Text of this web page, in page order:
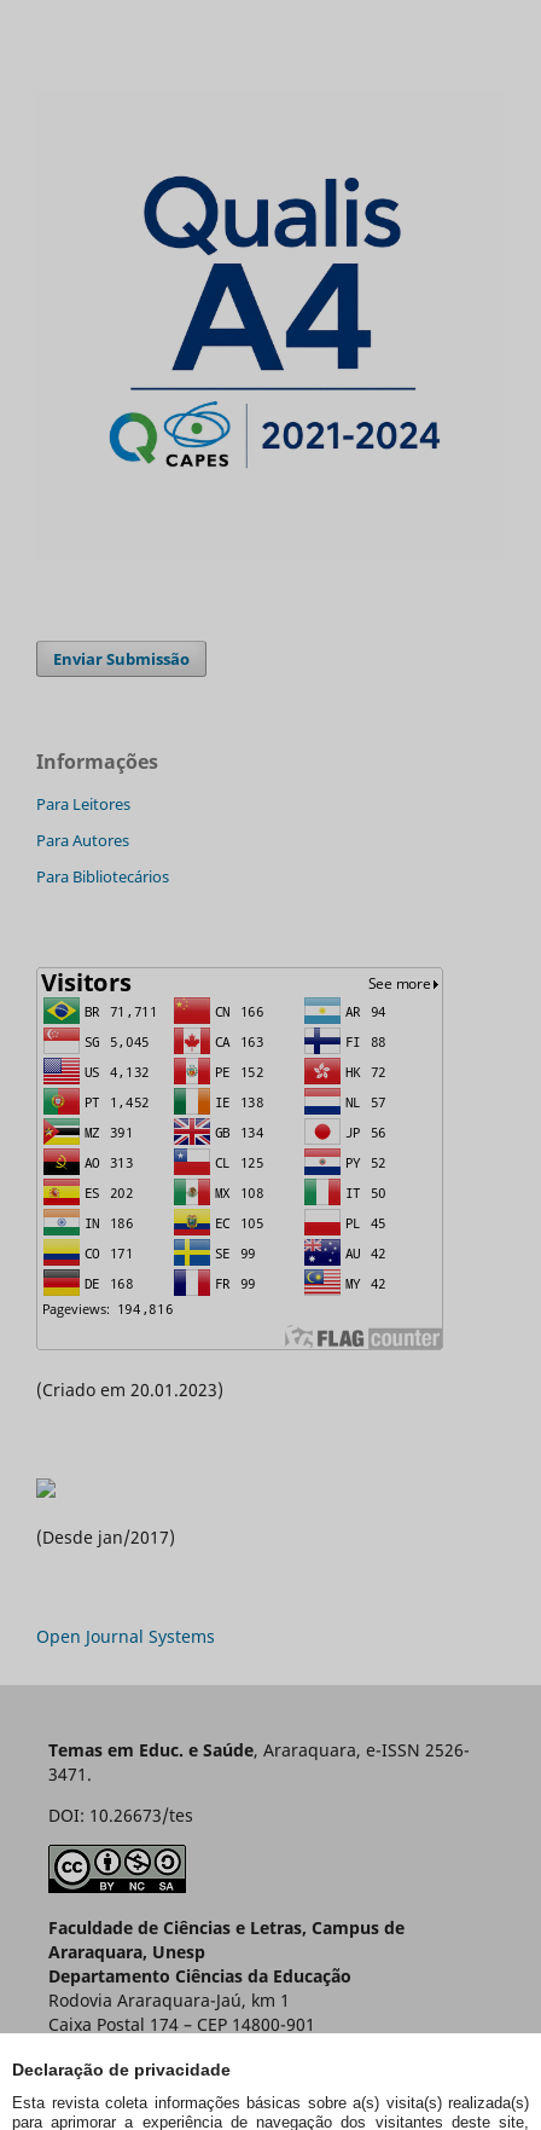
Declaração de privacidade
Esta revista coleta informações básicas sobre a(s) visita(s) realizada(s)
para aprimorar a experiência de navegação dos visitantes deste site,
Enviar Submissão
Informações
Para Leitores
Para Autores
Para Bibliotecários
(Criado em 20.01.2023)
(Desde jan/2017)
Open Journal Systems
Temas em Educ. e Saúde, Araraquara, e-ISSN 2526-
3471.
DOI: 10.26673/tes
Faculdade de Ciências e Letras, Campus de
Araraquara, Unesp
Departamento Ciências da Educação
Rodovia Araraquara-Jaú, km 1
Caixa Postal 174 – CEP 14800-901